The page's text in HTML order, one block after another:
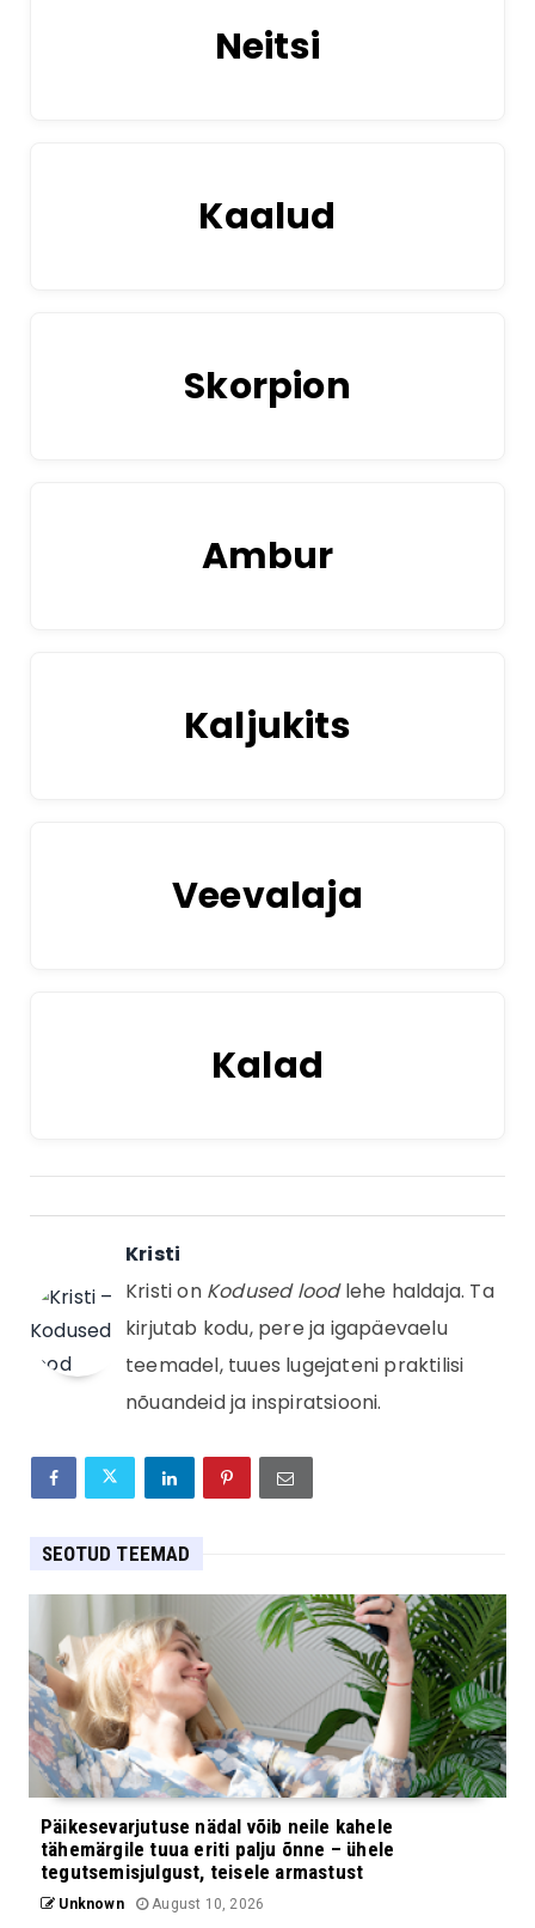
Neitsi
Kaalud
Skorpion
Ambur
Kaljukits
Veevalaja
Kalad
Kristi
Kristi on Kodused loodlehe haldaja. Ta
kirjutab kodu, pere ja igapäevaelu
teemadel, tuues lugejateni praktilisi
nõuandeid ja inspiratsiooni.
SEOTUD TEEMAD
Päikesevarjutuse nädal võib neile kahele
tähemärgile tuua eriti palju õnne – ühele
tegutsemisjulgust, teisele armastust
Unknown August 10, 2026